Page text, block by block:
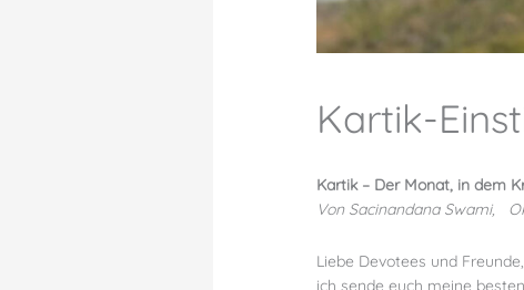
Kartik-
Kartik – Der Monat, in dem
Von Sacinandana Swami,
Liebe Devotees und Freunde,
ich sende euch meine